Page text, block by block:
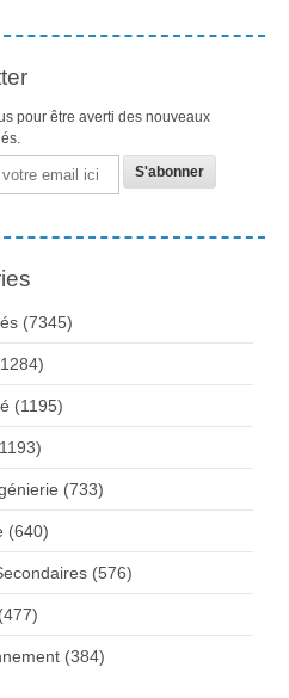
pour être averti des nouveaux
(7345)
(1195)
(733)
(640)
(576)
(477)
(384)